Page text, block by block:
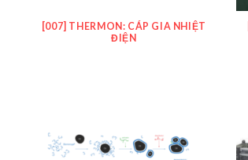
[007] THERMON: CÁP GIA NHIỆT
ĐIỆN